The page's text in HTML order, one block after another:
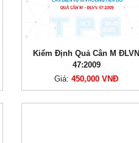
Kiểm Định Quả Cân M ĐLVN
47:2009
Giá:450,000 VNĐ